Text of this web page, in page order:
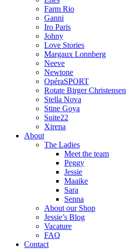
Farm Rio
Ganni
Iro Paris
Johny
Love Stories
Margaux Lonnberg
Neeve
Newtone
OpéraSPORT
Rotate Birger Christensen
Stella Nova
Stine Goya
Suite22
Xirena
About
The Ladies
Meet the team
Peggy
Jessie
Maaike
Sara
Senna
About our Shop
Jessie’s Blog
Vacature
FAQ
Contact